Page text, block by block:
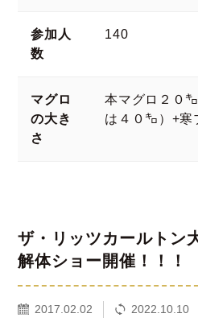
参加人
数
140
マグロ
の大き
さ
本マグロ２０
は４０㌔）+寒
ザ・リッツカールトン
解体ショー開催！！！
2017.02.02 2022.10.10